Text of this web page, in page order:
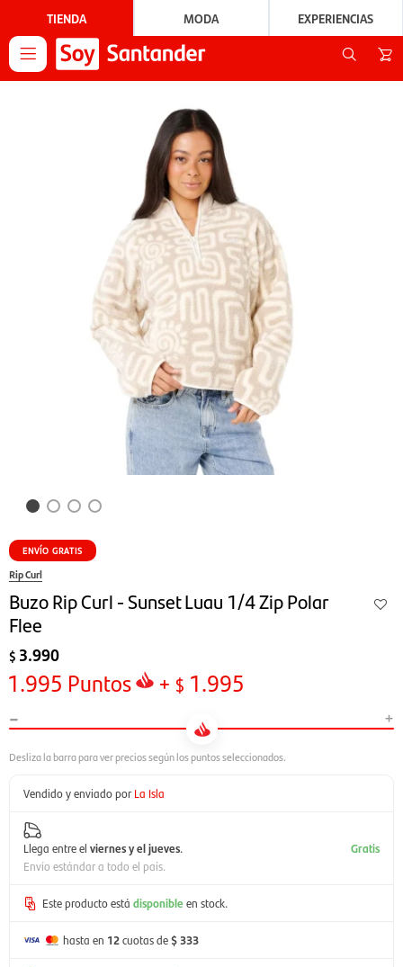
TIENDA MODA EXPERIENCIAS

ENVÍO GRATIS
Rip Curl
Buzo Rip Curl - Sunset Luau 1/4 Zip Polar
Flee
$ 3.990
1.995 Puntos + $ 1.995
- +
Vendido y enviado por La Isla
Llega entre el viernes y el jueves.
Envío estándar a todo el país.
Gratis
Este producto está disponible en stock.
hasta en 12cuotas de$ 333